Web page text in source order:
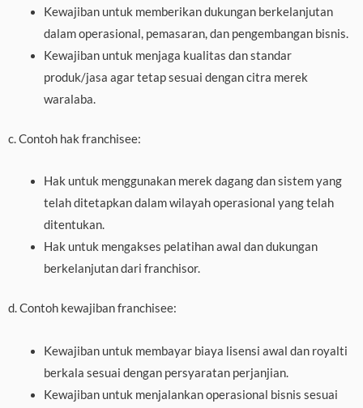
Kewajiban untuk memberikan dukungan berkelanjutan
dalam operasional, pemasaran, dan pengembangan bisnis.
Kewajiban untuk menjaga kualitas dan standar
produk/jasa agar tetap sesuai dengan citra merek
waralaba.
c. Contoh hak franchisee:
Hak untuk menggunakan merek dagang dan sistem yang
telah ditetapkan dalam wilayah operasional yang telah
ditentukan.
Hak untuk mengakses pelatihan awal dan dukungan
berkelanjutan dari franchisor.
d. Contoh kewajiban franchisee:
Kewajiban untuk membayar biaya lisensi awal dan royalti
berkala sesuai dengan persyaratan perjanjian.
Kewajiban untuk menjalankan operasional bisnis sesuai